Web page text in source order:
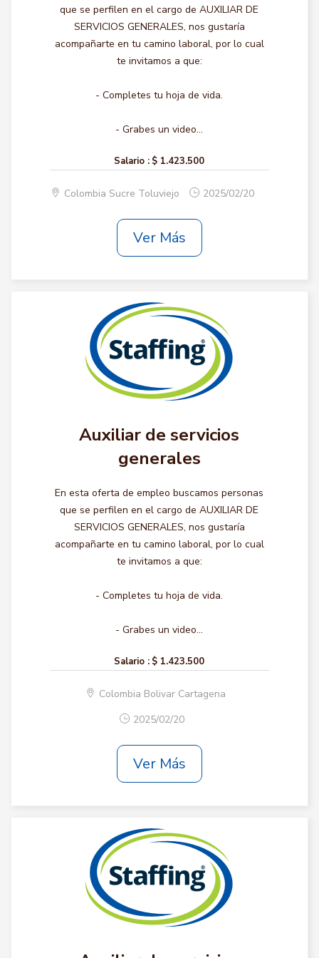
que se perfilen en el cargo de AUXILIAR DE
SERVICIOS GENERALES, nos gustaría
acompañarte en tu camino laboral, por lo cual
te invitamos a que:
- Completes tu hoja de vida.
- Grabes un video...
Salario : $ 1.423.500
Colombia Sucre Toluviejo 2025/02/20
Ver Más
Auxiliar de servicios
generales
En esta oferta de empleo buscamos personas
que se perfilen en el cargo de AUXILIAR DE
SERVICIOS GENERALES, nos gustaría
acompañarte en tu camino laboral, por lo cual
te invitamos a que:
- Completes tu hoja de vida.
- Grabes un video...
Salario : $ 1.423.500
Colombia Bolivar Cartagena
2025/02/20
Ver Más